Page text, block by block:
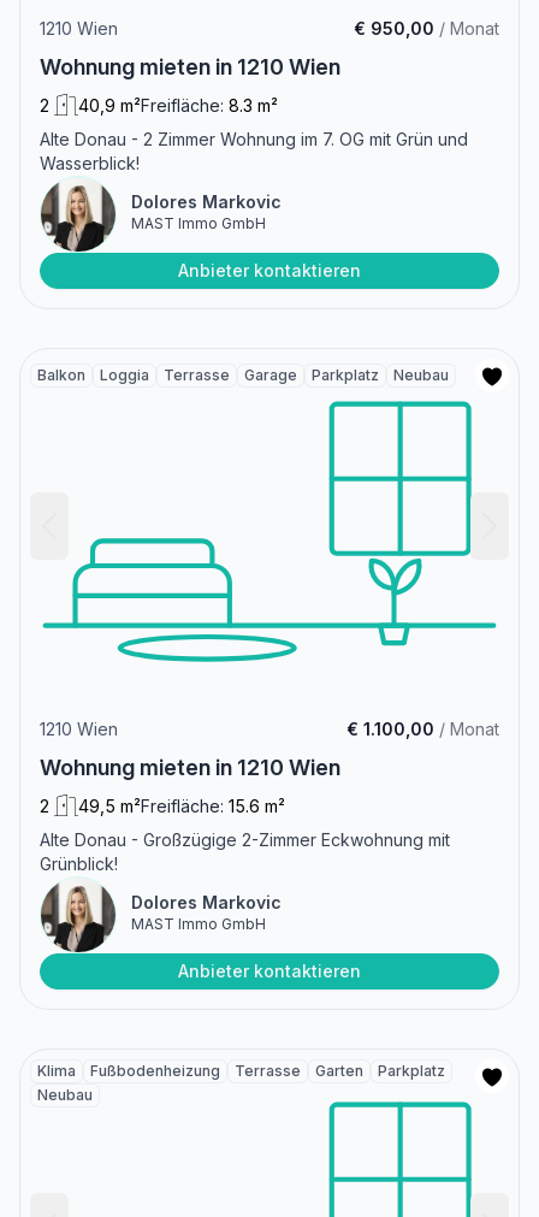
1210 Wien € 950,00 / Monat
Wohnung mieten in 1210 Wien
2 40,9 m²Freifläche: 8.3 m²
Alte Donau - 2 Zimmer Wohnung im 7. OG mit Grün und
Wasserblick!
Dolores Markovic
MAST Immo GmbH
Anbieter kontaktieren
Balkon Loggia Terrasse Garage Parkplatz Neubau
1210 Wien € 1.100,00 / Monat
Wohnung mieten in 1210 Wien
2 49,5 m²Freifläche: 15.6 m²
Alte Donau - Großzügige 2-Zimmer Eckwohnung mit
Grünblick!
Dolores Markovic
MAST Immo GmbH
Anbieter kontaktieren
Klima Fußbodenheizung Terrasse Garten
Parkplatz
Neubau